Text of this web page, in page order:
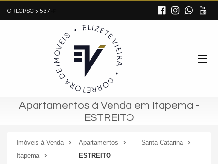
CRECI/SC 5.537-F
Apartamentos à Venda em Itapema -
ESTREITO
Imóveis à Venda Apartamentos
Santa Catarina
Itapema
ESTREITO